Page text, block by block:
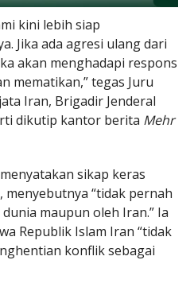
kini lebih siap
Jika ada agresi ulang dari
akan menghadapi respons
mematikan,” tegas Juru
Iran, Brigadir Jenderal
dikutip kantor berita Mehr
sikap keras
“tidak pernah
maupun oleh Iran.” Ia
Republik Islam Iran “tidak
konflik sebagai